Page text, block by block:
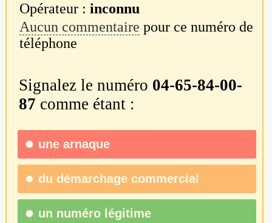
Opérateur :inconnu
Aucun commentaire pour ce numéro de
téléphone
Signalez le numéro 04-65-84-00-
87 comme étant :
une arnaque
du démarchage commercial
un numéro légitime